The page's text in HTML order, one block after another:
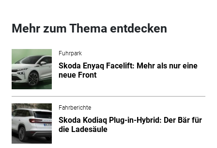
Mehr zum Thema entdecken
Fuhrpark
Skoda Enyaq Facelift: Mehr als nur eine
neue Front
Fahrberichte
Skoda Kodiaq Plug-in-Hybrid: Der Bär für
die Ladesäule